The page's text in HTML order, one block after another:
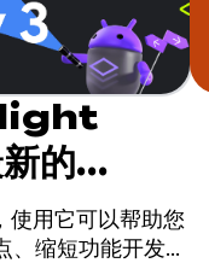
的
库
用它可以帮助您
缩短功能开发时